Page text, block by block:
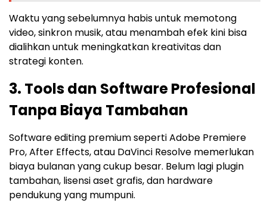
Waktu yang sebelumnya habis untuk memotong
video, sinkron musik, atau menambah efek kini bisa
dialihkan untuk meningkatkan kreativitas dan
strategi konten.
3. Tools dan Software Profesional
Tanpa Biaya Tambahan
Software editing premium seperti Adobe Premiere
Pro, After Effects, atau DaVinci Resolve memerlukan
biaya bulanan yang cukup besar. Belum lagi plugin
tambahan, lisensi aset grafis, dan hardware
pendukung yang mumpuni.